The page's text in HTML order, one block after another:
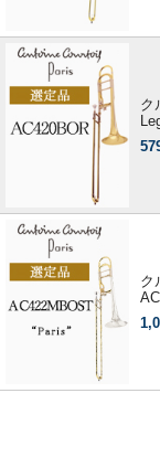
ク
ク